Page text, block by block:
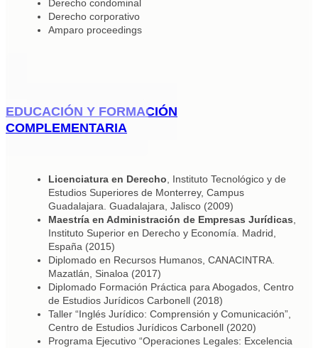
Derecho condominal
Derecho corporativo
Amparo proceedings
EDUCACIÓN Y FORMACIÓN
COMPLEMENTARIA
Licenciatura en Derecho , Instituto Tecnológico y de
Estudios Superiores de Monterrey, Campus
Guadalajara. Guadalajara, Jalisco (2009)
Maestría en Administración de Empresas Jurídicas
Instituto Superior en Derecho y Economía. Madrid,
España (2015)
Diplomado en Recursos Humanos, CANACINTRA.
Mazatlán, Sinaloa (2017)
Diplomado Formación Práctica para Abogados, Centro
de Estudios Jurídicos Carbonell (2018)
Taller “Inglés Jurídico: Comprensión y Comunicación”,
Centro de Estudios Jurídicos Carbonell (2020)
Programa Ejecutivo “Operaciones Legales: Excelencia